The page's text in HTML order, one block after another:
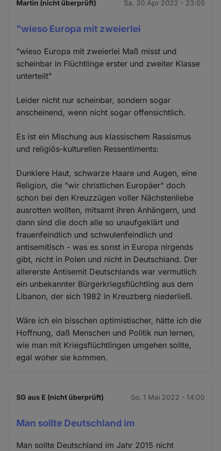
Martin (nicht überprüft) Sa. 30 Apr 2022 - 23:05
"wieso Europa mit zweierlei
"wieso Europa mit zweierlei Maß misst und
scheinbar in Flüchtlinge erster und zweiter Klasse
unterteilt"
Leider nicht nur scheinbar, sondern sogar
anscheinend, wenn nicht sogar offensichtlich.
Es ist ein Mischung aus klassischem Rassismus
und religiös-kulturellen Ressentiments:
Dunklere Haut, schwarze Haare und Augen, eine
Religion, die "wir christlichen Europäer" doch
schon bei den Kreuzzügen voller Nächstenliebe
ausrotten wollten, mitsamt ihren Anhängern, und
dann sind die doch alle so unaufgeklärt und
frauenfeindlich und schwulenfeindlich und
antisemitisch - was es sonst in Europa nirgends
gibt, nicht in Polen und nicht in Deutschland. Der
allererste Antisemit Deutschlands war vermutlich
ein unbekannter Bürgerkriegsflüchtling aus dem
Libanon, der sich 1982 in Kreuzberg niederließ.
Wäre ich ein bisschen optimistischer, hätte ich die
Hoffnung, daß Menschen und Politik nun lernen,
wie man mit Kriegsflüchtlingen umgehen sollte,
egal woher sie kommen.
SG aus E (nicht überprüft) So. 1 Mai 2022 - 14:00
Man sollte Deutschland im
Man sollte Deutschland im Jahr 2015 nicht